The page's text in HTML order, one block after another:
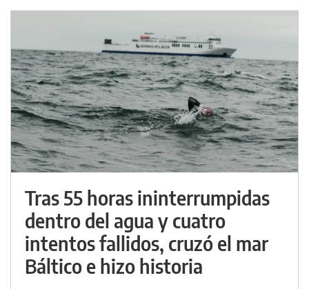
Tras 55 horas ininterrumpidas
dentro del agua y cuatro
intentos fallidos, cruzó el mar
Báltico e hizo historia